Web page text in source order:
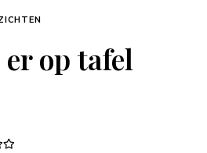
op tafel